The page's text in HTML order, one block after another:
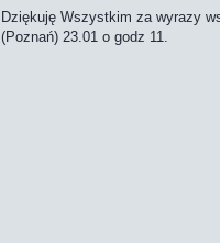
Dziękuję Wszystkim za wyrazy
(Poznań) 23.01 o godz 11.